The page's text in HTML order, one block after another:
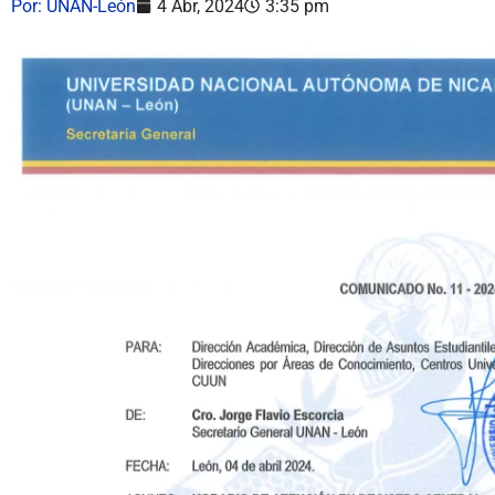
Por: UNAN-León 4 Abr, 2024 3:35 pm